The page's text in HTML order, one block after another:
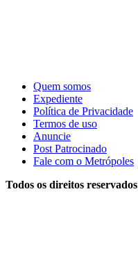
Quem somos
Expediente
Política de Privacidade
Termos de uso
Anuncie
Post Patrocinado
Fale com o Metrópoles
Todos os direitos reservados